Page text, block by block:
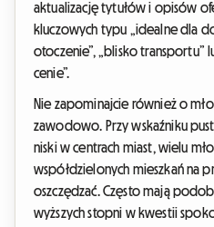
aktualizację tytułów i opisów
kluczowych typu „idealne dla
otoczenie”, „blisko transportu”
cenie”.
Nie zapominajcie również o
zawodowo. Przy wskaźniku
niski w centrach miast, wielu
współdzielonych mieszkań na
oszczędzać. Często mają
wyższych stopni w kwestii